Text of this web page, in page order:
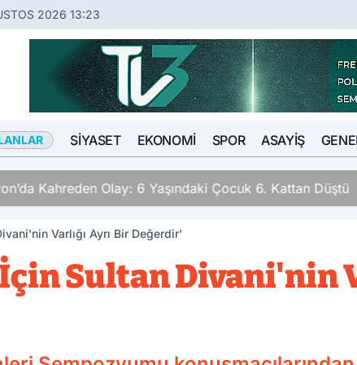
2026 13:23
SIYASET EKONOMI SPOR ASAYIŞ
Olay: 6 Yaşındaki Çocuk 6. Kattan Düştü
Varlığı Ayrı Bir Değerdir'
Sultan Divani'nin